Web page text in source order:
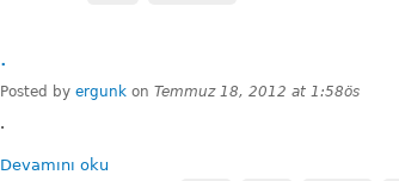
.
Posted by ergunk on Temmuz 18, 2012 at 1:58ös
.
Devamını oku